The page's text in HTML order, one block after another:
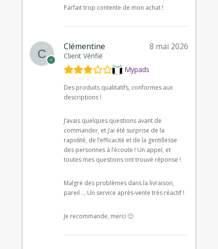
Parfait trop contente de mon achat !
Clémentine
Client Vérifié
8 mai 2026
Mypads
Des produits qualitatifs, conformes aux
descriptions !
J’avais quelques questions avant de
commander, et j’ai été surprise de la
rapidité, de l’efficacité et de la gentillesse
des personnes à l’écoute ! Un appel, et
toutes mes questions ont trouvé réponse !
Malgré des problèmes dans la livraison,
pareil … Un service après-vente très réactif !
Je recommande, merci 🙂